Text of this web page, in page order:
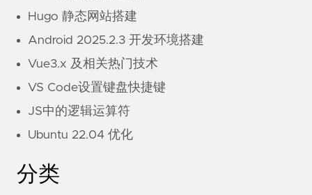
Hugo 静态网站搭建
Android 2025.2.3 开发环境搭建
Vue3.x 及相关热门技术
VS Code设置键盘快捷键
JS中的逻辑运算符
Ubuntu 22.04 优化
分类